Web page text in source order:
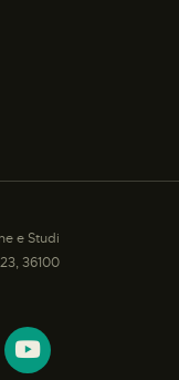
e Studi
36100